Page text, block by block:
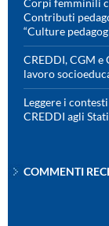
Corpi femminili
Contributi
“Culture
CREDDI, CGM e
lavoro
Leggere i
CREDDI agli
COMMENTI